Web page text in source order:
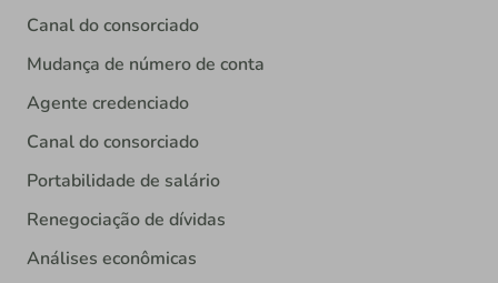
Canal do consorciado
Mudança de número de conta
Agente credenciado
Canal do consorciado
Portabilidade de salário
Renegociação de dívidas
Análises econômicas